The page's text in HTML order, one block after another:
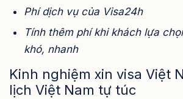
Phí dịch vụ của Visa24h
Tính thêm phí khi khách lựa
khó, nhanh
Kinh nghiệm xin visa Việt
lịch Việt Nam tự túc